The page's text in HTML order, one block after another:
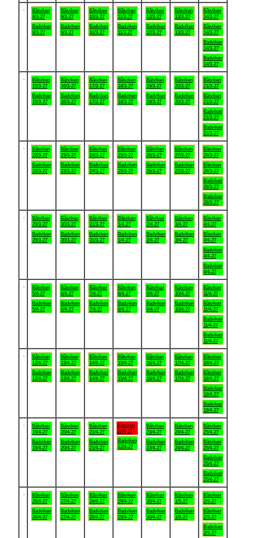
Båtviken
8/3-27
Badviken
8/3-27
Båtviken
9/3-27
Badviken
9/3-27
Båtviken
10/3-27
Badviken
10/3-27
Båtviken
11/3-27
Badviken
11/3-27
Båtviken
12/3-27
Badviken
12/3-27
Båtviken
13/3-27
Badviken
13/3-27
Båtviken
14/3-27
Båtviken
14/3-27
Badviken
14/3-27
Badviken
14/3-27
Båtviken
15/3-27
Badviken
15/3-27
Båtviken
16/3-27
Badviken
16/3-27
Båtviken
17/3-27
Badviken
17/3-27
Båtviken
18/3-27
Badviken
18/3-27
Båtviken
19/3-27
Badviken
19/3-27
Båtviken
20/3-27
Badviken
20/3-27
Båtviken
21/3-27
Båtviken
21/3-27
Badviken
21/3-27
Badviken
21/3-27
Båtviken
22/3-27
Badviken
22/3-27
Båtviken
23/3-27
Badviken
23/3-27
Båtviken
24/3-27
Badviken
24/3-27
Båtviken
25/3-27
Badviken
25/3-27
Båtviken
26/3-27
Badviken
26/3-27
Båtviken
27/3-27
Badviken
27/3-27
Båtviken
28/3-27
Båtviken
28/3-27
Badviken
28/3-27
Badviken
28/3-27
Båtviken
29/3-27
Badviken
29/3-27
Båtviken
30/3-27
Badviken
30/3-27
Båtviken
31/3-27
Badviken
31/3-27
Båtviken
1/4-27
Badviken
1/4-27
Båtviken
2/4-27
Badviken
2/4-27
Båtviken
3/4-27
Badviken
3/4-27
Båtviken
4/4-27
Båtviken
4/4-27
Badviken
4/4-27
Badviken
4/4-27
Båtviken
5/4-27
Badviken
5/4-27
Båtviken
6/4-27
Badviken
6/4-27
Båtviken
7/4-27
Badviken
7/4-27
Båtviken
8/4-27
Badviken
8/4-27
Båtviken
9/4-27
Badviken
9/4-27
Båtviken
10/4-27
Badviken
10/4-27
Båtviken
11/4-27
Båtviken
11/4-27
Badviken
11/4-27
Badviken
11/4-27
Båtviken
12/4-27
Badviken
12/4-27
Båtviken
13/4-27
Badviken
13/4-27
Båtviken
14/4-27
Badviken
14/4-27
Båtviken
15/4-27
Badviken
15/4-27
Båtviken
16/4-27
Badviken
16/4-27
Båtviken
17/4-27
Badviken
17/4-27
Båtviken
18/4-27
Båtviken
18/4-27
Badviken
18/4-27
Badviken
18/4-27
Båtviken
19/4-27
Badviken
19/4-27
Båtviken
20/4-27
Badviken
20/4-27
Båtviken
21/4-27
Badviken
21/4-27
Båtviken
22/4-27
Badviken
22/4-27
Båtviken
23/4-27
Badviken
23/4-27
Båtviken
24/4-27
Badviken
24/4-27
Båtviken
25/4-27
Båtviken
25/4-27
Badviken
25/4-27
Badviken
25/4-27
Båtviken
26/4-27
Badviken
26/4-27
Båtviken
27/4-27
Badviken
27/4-27
Båtviken
28/4-27
Badviken
28/4-27
Båtviken
29/4-27
Badviken
29/4-27
Båtviken
30/4-27
Badviken
30/4-27
Båtviken
1/5-27
Badviken
1/5-27
Båtviken
2/5-27
Båtviken
2/5-27
Badviken
2/5-27